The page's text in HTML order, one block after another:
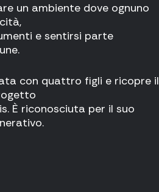
un ambiente dove ognuno
e sentirsi parte
con quattro figli e ricopre il
È riconosciuta per il suo